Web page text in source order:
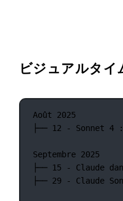
ビジュアルタイ
Août 2025
├── 12 - Sonnet 4
Septembre 2025
├── 15 - Claude
├── 29 - Claude